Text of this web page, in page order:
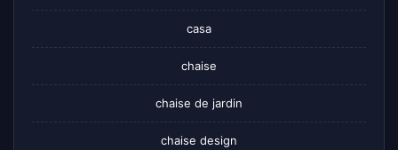
casa
chaise
chaise de jardin
chaise design